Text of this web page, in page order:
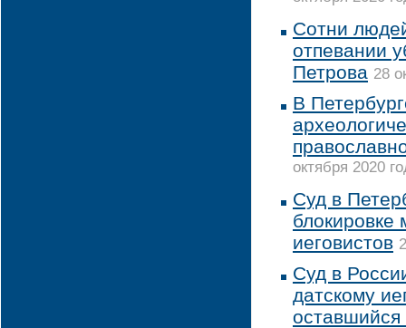
Сотни
отпевании
Петрова 28
В
октября 2020
Суд в
блокировке
иеговистов
Суд в
датскому